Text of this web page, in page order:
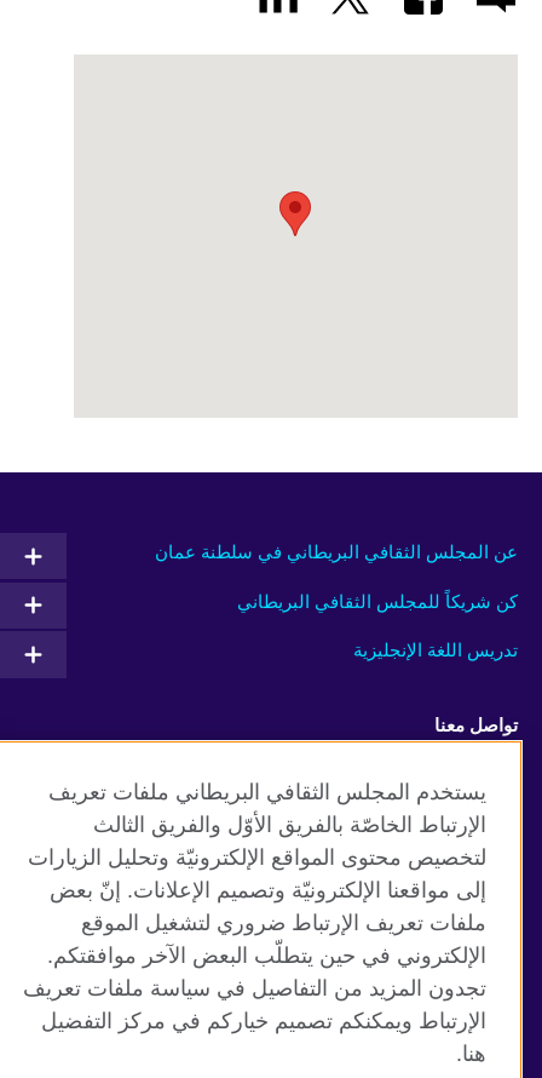
عن المجلس الثقافي البريطاني في سلطنة عمان
كن شريكاً للمجلس الثقافي البريطاني
تدريس اللغة الإنجليزية
تواصل معنا
Facebook RSS
TikTok
موقع المجلس الثقافي البريطاني العالمي
الخصوصية وشروط الاستخدام
ملفات تعريف الإرتباط
خارطة الموقع
يستخدم المجلس الثقافي البريطاني ملفات تعريف
الإرتباط الخاصّة بالفريق الأوّل والفريق الثالث
لتخصيص محتوى المواقع الإلكترونيّة وتحليل الزيارات
إلى مواقعنا الإلكترونيّة وتصميم الإعلانات. إنّ بعض
ملفات تعريف الإرتباط ضروري لتشغيل الموقع
الإلكتروني في حين يتطلّب البعض الآخر موافقتكم.
تجدون المزيد من التفاصيل في سياسة ملفات تعريف
الإرتباط ويمكنكم تصميم خياركم في مركز التفضيل
هنا.